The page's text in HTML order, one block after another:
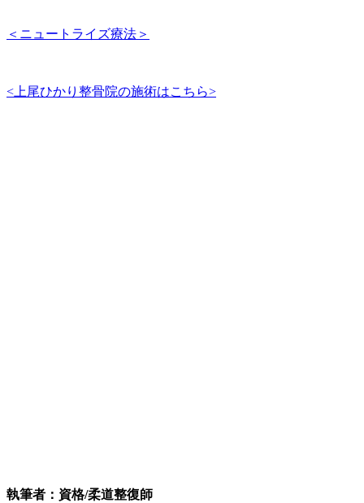
＜ニュートライズ療法＞
<上尾ひかり整骨院の施術はこちら>
執筆者：資格/柔道整復師